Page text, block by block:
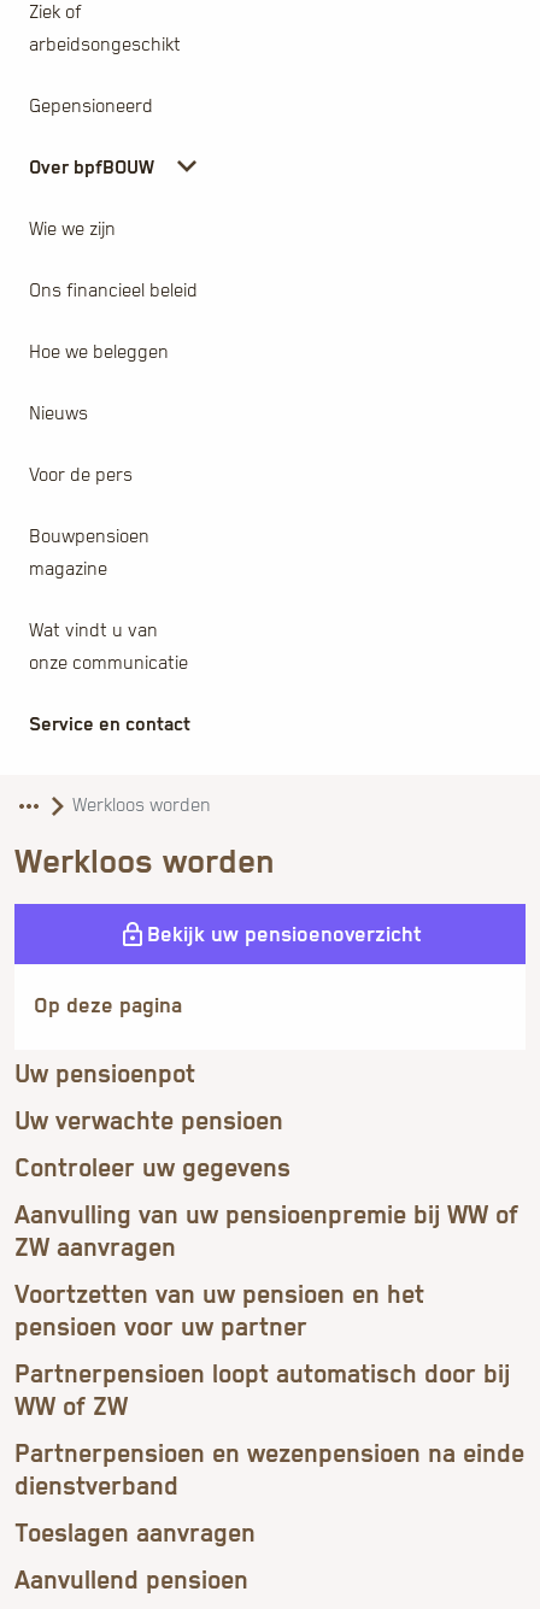
Ziek of
arbeidsongeschikt
Gepensioneerd
Over bpfBOUW
Wie we zijn
Ons financieel beleid
Hoe we beleggen
Nieuws
Voor de pers
Bouwpensioen
magazine
Wat vindt u van
onze communicatie
Service en contact
Werkloos worden
Bekijk uw pensioenoverzicht
Uw pensioenpot
Uw verwachte pensioen
Controleer uw gegevens
Aanvulling van uw pensioenpremie bij WW of
ZW aanvragen
Voortzetten van uw pensioen en het
pensioen voor uw partner
Partnerpensioen loopt automatisch door bij
WW of ZW
Partnerpensioen en wezenpensioen na einde
dienstverband
Toeslagen aanvragen
Aanvullend pensioen